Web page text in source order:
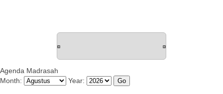
Agenda Madrasah
Month:
Year: